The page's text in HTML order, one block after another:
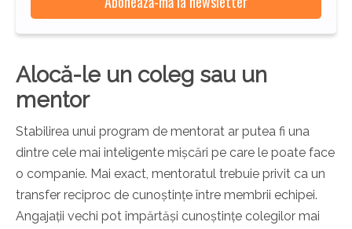
Alocă-le un coleg sau un
mentor
Stabilirea unui program de mentorat ar putea fi una
dintre cele mai inteligente mișcări pe care le poate face
o companie. Mai exact, mentoratul trebuie privit ca un
transfer reciproc de cunoștințe între membrii echipei.
Angajații vechi pot împărtăși cunoștințe colegilor mai